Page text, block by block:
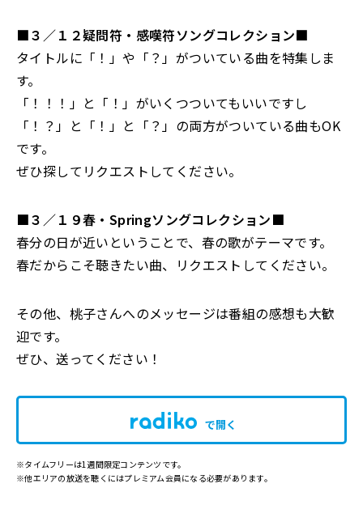
■３／１２疑問符・感嘆符ソングコレクション■
タイトルに「！」や「？」がついている曲を特集しま
す。
「！！！」と「！」がいくつついてもいいですし
「！？」と「！」と「？」の両方がついている曲もOK
です。
ぜひ探してリクエストしてください。
■３／１９春・Springソングコレクション■
春分の日が近いということで、春の歌がテーマです。
春だからこそ聴きたい曲、リクエストしてください。
その他、桃子さんへのメッセージは番組の感想も大歓
迎です。
ぜひ、送ってください！
で開く
※タイムフリーは1週間限定コンテンツです。
※他エリアの放送を聴くにはプレミアム会員になる必要があります。